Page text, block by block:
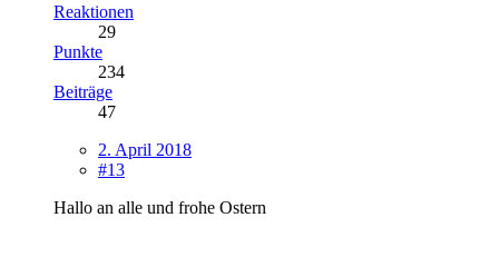
Reaktionen
29
Punkte
234
Beiträge
47
2. April 2018
#13
Hallo an alle und frohe Ostern